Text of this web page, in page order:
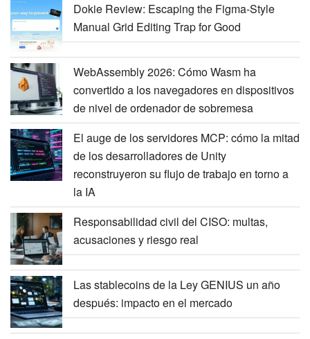
Dokie Review: Escaping the Figma-Style
Manual Grid Editing Trap for Good
WebAssembly 2026: Cómo Wasm ha
convertido a los navegadores en dispositivos
de nivel de ordenador de sobremesa
El auge de los servidores MCP: cómo la mitad
de los desarrolladores de Unity
reconstruyeron su flujo de trabajo en torno a
la IA
Responsabilidad civil del CISO: multas,
acusaciones y riesgo real
Las stablecoins de la Ley GENIUS un año
después: impacto en el mercado